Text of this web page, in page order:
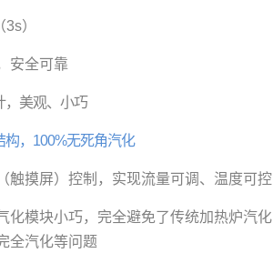
（3s）
安全可靠
，美观、小巧
构，100%无死角汽化
触摸屏）控制，实现流量可调、温度可控
化模块小巧，完全避免了传统加热炉汽化
全汽化等问题